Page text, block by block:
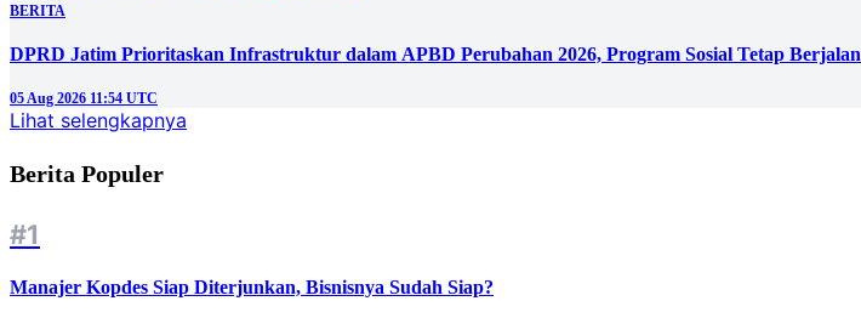
BERITA
DPRD Jatim Prioritaskan Infrastruktur dalam APBD Perubahan 2026, Program Sosial Tetap Berjalan
05 Aug 2026 11:54 UTC
Lihat selengkapnya
Berita Populer
#1
Manajer Kopdes Siap Diterjunkan, Bisnisnya Sudah Siap?